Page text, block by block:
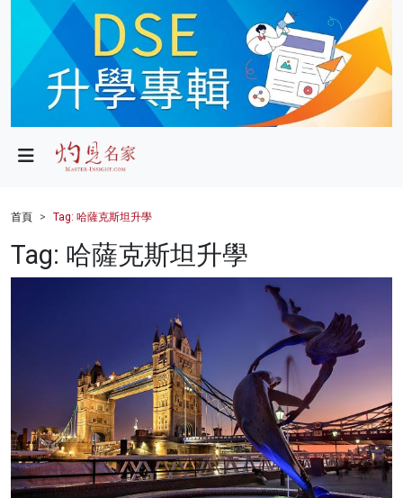
政局
財經
健康
名家榜
灼見活動
首頁 Tag: 哈薩克斯坦升學
Tag: 哈薩克斯坦升學